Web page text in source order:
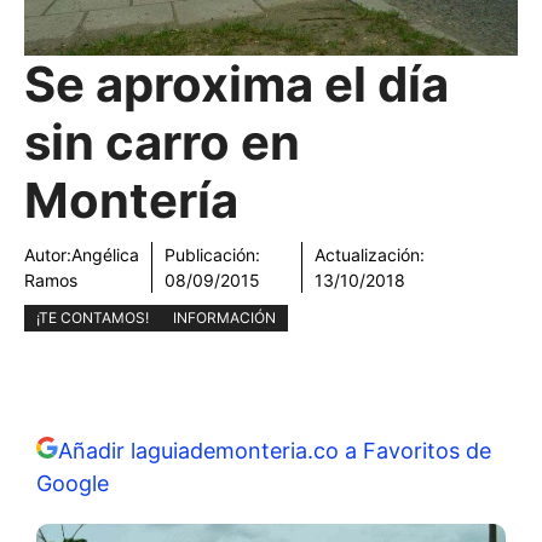
Se aproxima el día
sin carro en
Montería
Autor:Angélica
Ramos
Publicación:
08/09/2015
Actualización:
13/10/2018
¡TE CONTAMOS! INFORMACIÓN
Añadir laguiademonteria.co a Favoritos de
Google